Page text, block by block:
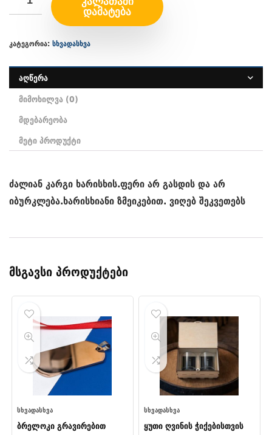
ᲓᲐᲛᲐᲢᲔᲑᲐ
კატეგორია: სხვადასხვა
აღწერა
მიმოხილვა (0)
მდებარეობა
მეტი პროდუქტი
ძალიან კარგი ხარისხის.ფერი არ გასდის და არ
იბურკლება.ხარისხიანი ზმეიკებით. ვიღებ შეკვეთებს
მსგავსი პროდუქტები
ᲡᲮᲕᲐᲓᲐᲡᲮᲕᲐ
ბრელოკი გრავირებით
ᲡᲮᲕᲐᲓᲐᲡᲮᲕᲐ
ყუთი ღვინის ჭიქებისთვის